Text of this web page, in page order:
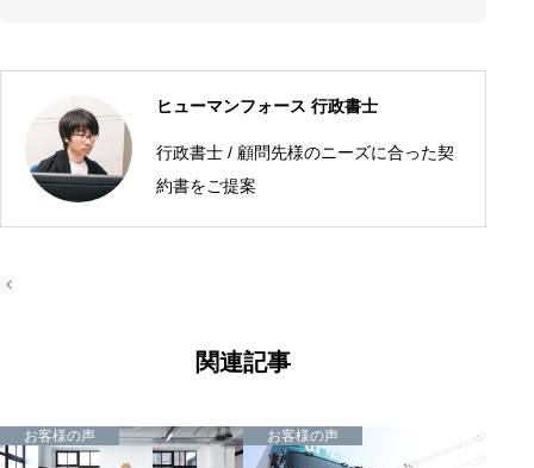
ヒューマンフォース 行政書士
行政書士 / 顧問先様のニーズに合った契
約書をご提案
投
関連記事
お客様の声 お客様の声